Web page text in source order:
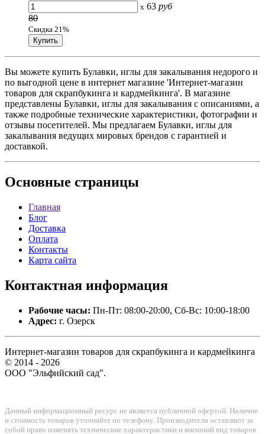
x 63 руб
80
Скидка 21%
Вы можете купить Булавки, иглы для закалывания недорого и
по выгодной цене в интернет магазине 'Интернет-магазин
товаров для скрапбукинга и кардмейкинга'. В магазине
представлены Булавки, иглы для закалывания с описаниями, а
также подробные технические характеристики, фотографии и
отзывы посетителей. Мы предлагаем Булавки, иглы для
закалывания ведущих мировых брендов с гарантией и
доставкой.
Основные страницы
Главная
Блог
Доставка
Оплата
Контакты
Карта сайта
Контактная информация
Рабочие часы: Пн-Пт: 08:00-20:00, Сб-Вс: 10:00-18:00
Адрес: г. Озерск
Интернет-магазин товаров для скрапбукинга и кардмейкинга
© 2014 - 2026
ООО "Эльфийский сад".
Данный информационный ресурс не является публичной офертой. Наличие
и стоимость товаров уточняйте по телефону. Производители оставляют за
собой право изменять технические характеристики и внешний вид товаров